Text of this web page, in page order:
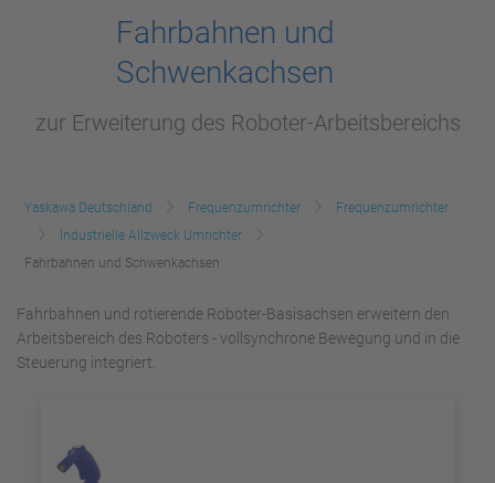
Fahrbahnen und
Schwenkachsen
zur Erweiterung des Roboter-Arbeitsbereichs
Yaskawa Deutschland Frequenzumrichter
Frequenzumrichter
Industrielle Allzweck Umrichter
Fahrbahnen und Schwenkachsen
Fahrbahnen und rotierende Roboter-Basisachsen erweitern den
Arbeitsbereich des Roboters - vollsynchrone Bewegung und in die
Steuerung integriert.